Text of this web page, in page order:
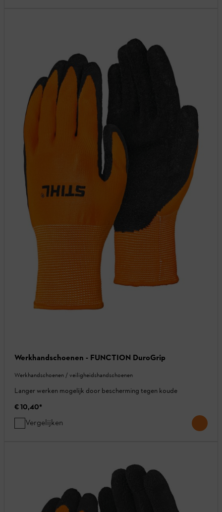
Werkhandschoenen - FUNCTION DuroGrip
Werkhandschoenen / veiligheidshandschoenen
Langer werken mogelijk door bescherming tegen koude
€ 10,40*
Vergelijken